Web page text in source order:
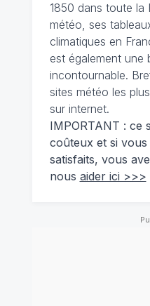
1850 dans toute la
météo, ses
climatiques en
est également une
incontournable.
sites météo les
sur internet.
IMPORTANT : ce
coûteux et si vous
satisfaits, vous
nous aider ici >>>